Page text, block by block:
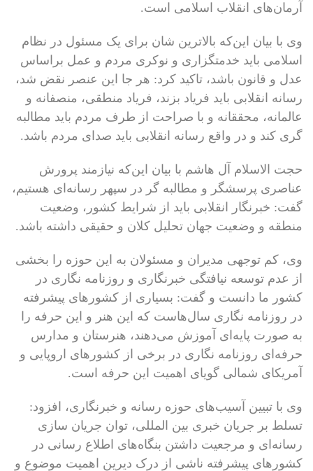
آرمان‌های انقلاب اسلامی است.
وی با بیان این‌که بالاترین شان برای یک مسئول در نظام
اسلامی باید خدمتگزاری و نوکری مردم و عمل براساس
عدل و قانون باشد، تاکید کرد: هر جا این عنصر نقض شد،
رسانه انقلابی باید فریاد بزند، فریاد منطقی، منصفانه و
عالمانه، محققانه و با صراحت از طرف مردم باید مطالبه
گری کند و در واقع رسانه انقلابی باید صدای مردم باشد.
حجت الاسلام آل هاشم با بیان این‌که نیازمند پرورش
عناصری پرسشگر و مطالبه گر در سپهر رسانه‌ای هستیم،
گفت: خبرنگار انقلابی باید از شرایط کشور، وضعیت
منطقه و وضعیت جهان تحلیل کلان و حقیقی داشته باشد.
وی، کم توجهی مدیران و مسئولان به این حوزه را بخشی
از عدم توسعه نیافتگی خبرنگاری و روزنامه نگاری در
کشور ما دانست و گفت: بسیاری از کشورهای پیشرفته
در روزنامه نگاری سال‌هاست که این هنر و این حرفه را
به صورت پایه‌ای آموزش می‌دهند، هنرستان و مدارس
حرفه‌ای روزنامه نگاری در برخی از کشورهای اروپایی و
آمریکای شمالی گویای اهمیت این حرفه است.
وی با تبیین آسیب‌های حوزه رسانه و خبرنگاری، افزود:
تسلط بر جریان خبری بین المللی، توان جریان سازی
رسانه‌ای و مرجعیت داشتن بنگاه‌های اطلاع رسانی در
کشورهای پیشرفته ناشی از درک دیرین اهمیت موضوع و